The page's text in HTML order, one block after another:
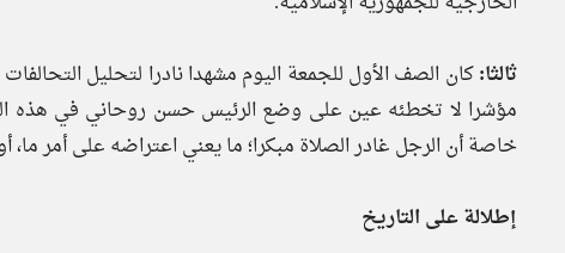
ثالثا:كان الصف الأول للجمعة اليوم مشهدا نادرا لتحليل
مؤشرا لا تخطئه عين على وضع الرئيس حسن روحاني في هذه
خاصة أن الرجل غادر الصلاة مبكرا؛ ما يعني اعتراضه على أمر
إطلالة على التاريخ